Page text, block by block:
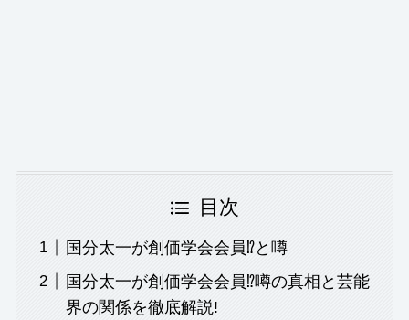
目次
国分太一が創価学会会員⁉︎と噂
国分太一が創価学会会員⁉︎噂の真相と芸能
界の関係を徹底解説!